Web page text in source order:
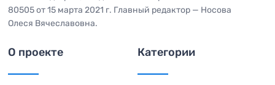
80505 от 15 марта 2021 г. Главный редактор — Носова
Олеся Вячеславовна.
О проекте Категории